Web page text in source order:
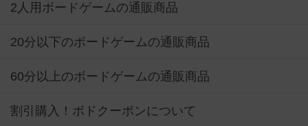
2人用ボードゲームの通販商品
20分以下のボードゲームの通販商品
60分以上のボードゲームの通販商品
割引購入！ボドクーポンについて